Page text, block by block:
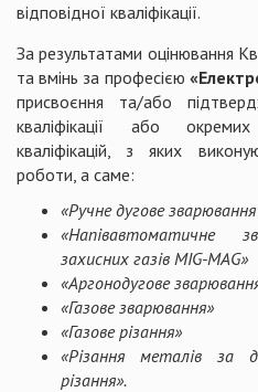
відповідної кваліфікації.
За результатами оцінювання
та вмінь за професією
присвоєння та/або
кваліфікації або
кваліфікацій, з яких
роботи, а саме:
«Ручне дугове
«Напівавтоматичне
захисних газів MIG-MAG»
«Аргонодугове
«Газове зварювання»
«Газове різання»
«Різання металів за
різання».